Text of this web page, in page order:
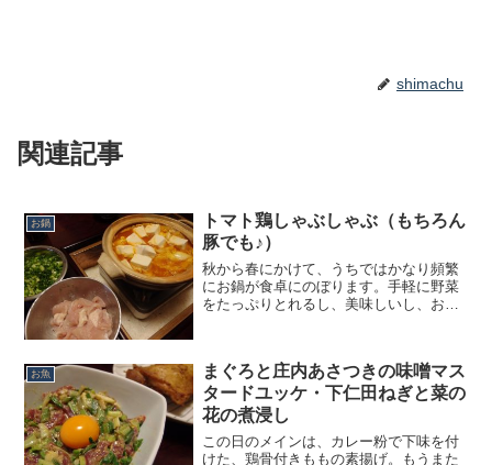
shimachu
関連記事
お鍋
トマト鶏しゃぶしゃぶ（もちろん
豚でも♪）
秋から春にかけて、うちではかなり頻繁
にお鍋が食卓にのぼります。手軽に野菜
をたっぷりとれるし、美味しいし、お酒
食べたくなったのですが、い...
お魚
まぐろと庄内あさつきの味噌マス
タードユッケ・下仁田ねぎと菜の
花の煮浸し
この日のメインは、カレー粉で下味を付
けた、鶏骨付きももの素揚げ。もうまた